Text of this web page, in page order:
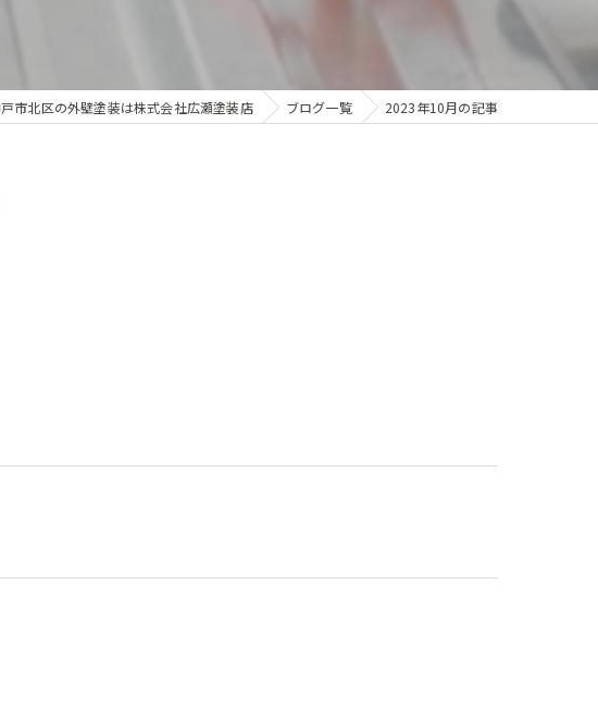
市北区の外壁塗装は株式会社広瀬塗装店 ブログ一覧 2023年10月の記事